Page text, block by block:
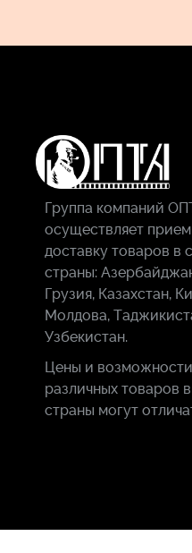
Группа компаний
осуществляет прием
доставку товаров в
страны:
Грузия, Казахстан,
Молдова,
Узбекистан.
Цены и
различных товаров
страны могут